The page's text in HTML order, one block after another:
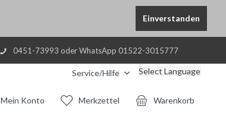
Einverstanden
0451-73993 oder WhatsApp 01522-3015777
Service/Hilfe Select Language
Warenkorb
Merkzettel
Mein Konto